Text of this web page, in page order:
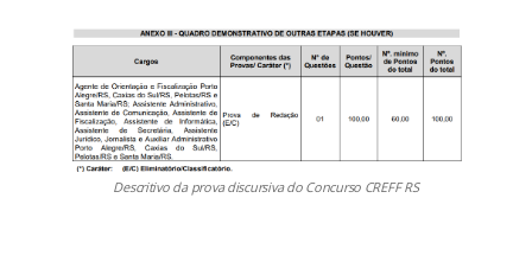
Descritivo da prova discursiva do Concurso CREFF RS